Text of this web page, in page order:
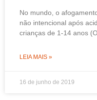
No mundo, o
não intencional após
crianças de 1-14 anos
LEIA MAIS »
16 de junho de 2019